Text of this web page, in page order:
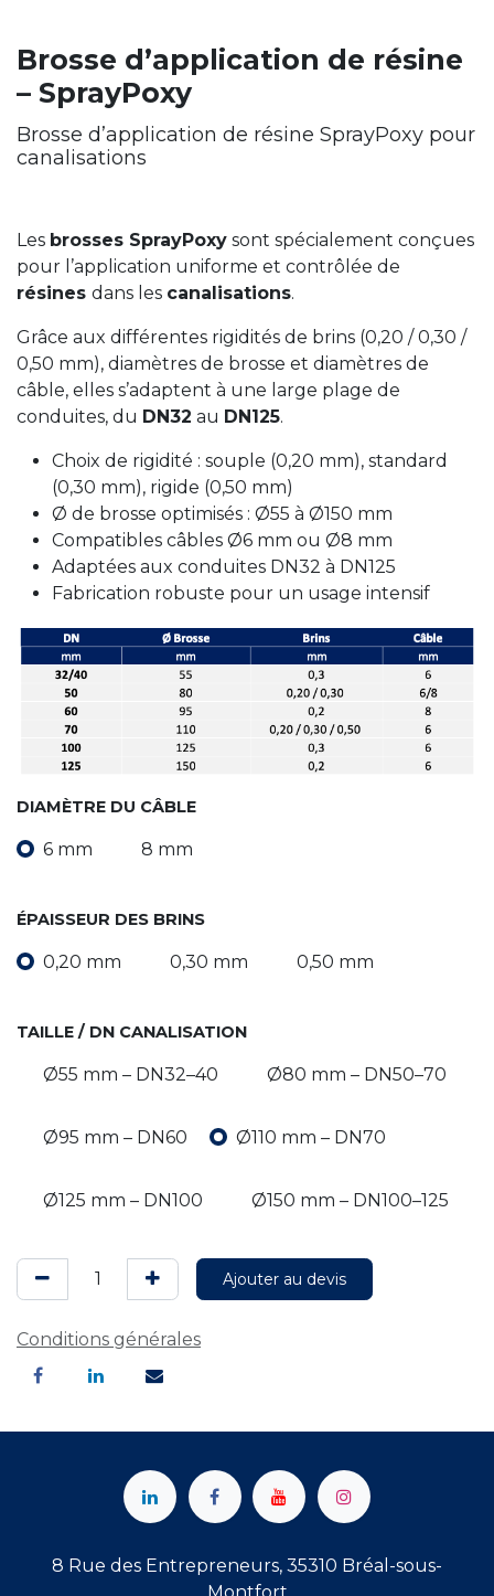
Brosse d’application de résine
– SprayPoxy
Brosse d’application de résine SprayPoxy pour
canalisations
Les brosses SprayPoxy sont spécialement conçues
pour l’application uniforme et contrôlée de
résines dans les canalisations.
Grâce aux différentes rigidités de brins (0,20 / 0,30 /
0,50 mm), diamètres de brosse et diamètres de
câble, elles s’adaptent à une large plage de
conduites, du DN32 au DN125.
Choix de rigidité : souple (0,20 mm), standard
(0,30 mm), rigide (0,50 mm)
Ø de brosse optimisés : Ø55 à Ø150 mm
Compatibles câbles Ø6 mm ou Ø8 mm
Adaptées aux conduites DN32 à DN125
Fabrication robuste pour un usage intensif
DIAMÈTRE DU CÂBLE
6 mm 8 mm
ÉPAISSEUR DES BRINS
0,20 mm 0,30 mm 0,50 mm
TAILLE / DN CANALISATION
Ø55 mm – DN32–40 Ø80 mm – DN50–70
Ø95 mm – DN60 Ø110 mm – DN70
Ø125 mm – DN100 Ø150 mm – DN100–125
Ajouter au devis
Conditions générales
8 Rue des Entrepreneurs, 35310 Bréal-sous-